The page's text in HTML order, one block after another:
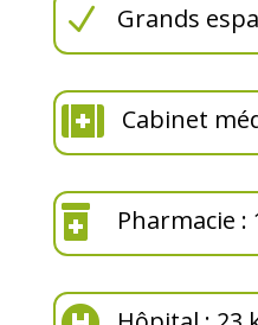
N Grands
 Cabinet
 Pharmacie :